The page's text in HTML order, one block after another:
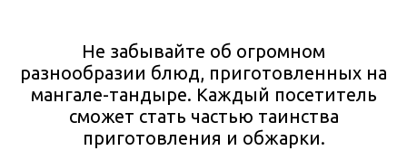
Не забывайте об огромном
разнообразии блюд, приготовленных на
мангале-тандыре. Каждый посетитель
сможет стать частью таинства
приготовления и обжарки.